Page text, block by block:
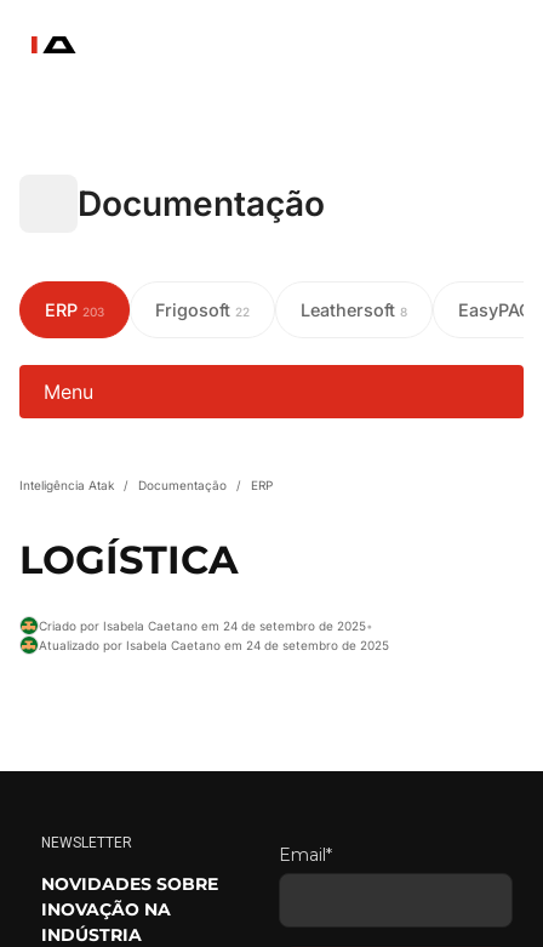
Documentação
ERP 203 Frigosoft 22 Leathersoft 8 EasyPAC
Menu
Inteligência Atak / Documentação / ERP
LOGÍSTICA
Criado por Isabela Caetano em 24 de setembro de 2025•
Atualizado por Isabela Caetano em 24 de setembro de 2025
NEWSLETTER
NOVIDADES SOBRE
INOVAÇÃO NA
INDÚSTRIA
Email*